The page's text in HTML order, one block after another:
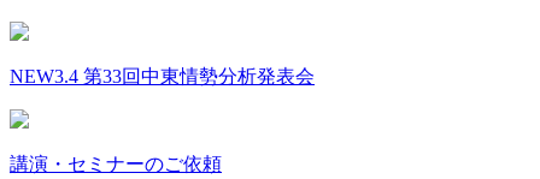
NEW3.4 第33回中東情勢分析発表会
講演・セミナーのご依頼